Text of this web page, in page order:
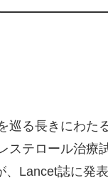
巡る長きにわた
ステロール治療
、Lancet誌に発